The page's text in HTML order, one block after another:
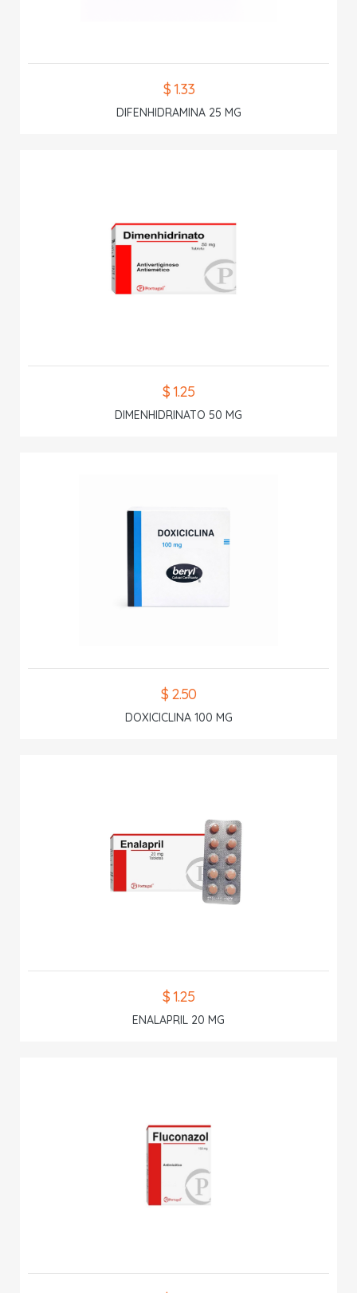
$ 1.33
DIFENHIDRAMINA 25 MG
$ 1.25
DIMENHIDRINATO 50 MG
$ 2.50
DOXICICLINA 100 MG
$ 1.25
ENALAPRIL 20 MG